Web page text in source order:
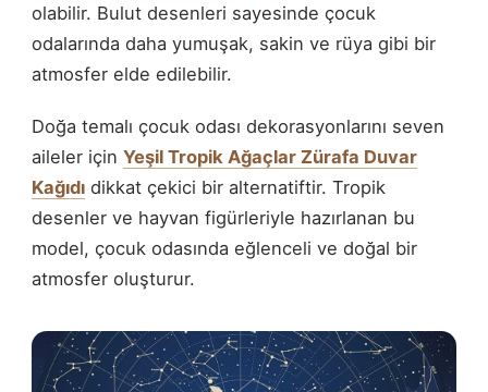
olabilir. Bulut desenleri sayesinde çocuk
odalarında daha yumuşak, sakin ve rüya gibi bir
atmosfer elde edilebilir.
Doğa temalı çocuk odası dekorasyonlarını seven
aileler için Yeşil Tropik Ağaçlar Zürafa Duvar
Kağıdı dikkat çekici bir alternatiftir. Tropik
desenler ve hayvan figürleriyle hazırlanan bu
model, çocuk odasında eğlenceli ve doğal bir
atmosfer oluşturur.